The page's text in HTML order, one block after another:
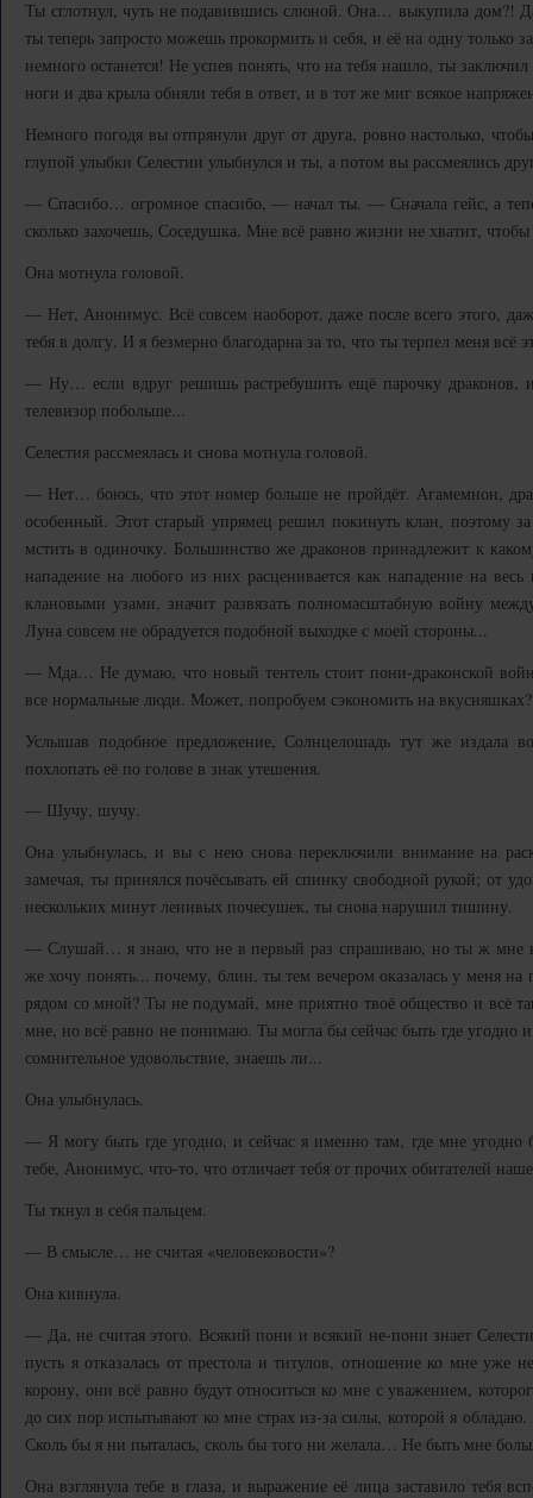
Ты сглотнул, чуть не подавившись слюной. Она… выкупила дом?!
ты теперь запросто можешь прокормить и себя, и её на одну только
немного останется! Не успев понять, что на тебя нашло, ты
ноги и два крыла обняли тебя в ответ, и в тот же миг всякое
Немного погодя вы отпрянули друг от друга, ровно настолько,
глупой улыбки Селестии улыбнулся и ты, а потом вы рассмеялись
— Спасибо… огромное спасибо, — начал ты. — Сначала гейс, а
сколько захочешь, Соседушка. Мне всё равно жизни не хватит, чтобы
Она мотнула головой.
— Нет, Анонимус. Всё совсем наоборот, даже после всего этого,
тебя в долгу. И я безмерно благодарна за то, что ты терпел меня всё
— Ну… если вдруг решишь растребушить ещё парочку
телевизор побольше...
Селестия рассмеялась и снова мотнула головой.
— Нет… боюсь, что этот номер больше не пройдёт. Агамемнон,
особенный. Этот старый упрямец решил покинуть клан, поэтому
мстить в одиночку. Большинство же драконов принадлежит к
нападение на любого из них расценивается как нападение на весь
клановыми узами, значит развязать полномасштабную войну
Луна совсем не обрадуется подобной выходке с моей стороны...
— Мда… Не думаю, что новый тентель стоит пони-драконской
все нормальные люди. Может, попробуем сэкономить на вкусняшках?
Услышав подобное предложение, Солнцелошадь тут же издала
похлопать её по голове в знак утешения.
— Шучу, шучу.
Она улыбнулась, и вы с нею снова переключили внимание на
замечая, ты принялся почёсывать ей спинку свободной рукой; от
нескольких минут ленивых почесушек, ты снова нарушил тишину.
— Слушай… я знаю, что не в первый раз спрашиваю, но ты ж мне
же хочу понять... почему, блин, ты тем вечером оказалась у меня на
рядом со мной? Ты не подумай, мне приятно твоё общество и всё
мне, но всё равно не понимаю. Ты могла бы сейчас быть где
сомнительное удовольствие, знаешь ли...
Она улыбнулась.
— Я могу быть где угодно, и сейчас я именно там, где мне угодно
тебе, Анонимус, что-то, что отличает тебя от прочих обитателей
Ты ткнул в себя пальцем.
— В смысле… не считая «человековости»?
Она кивнула.
— Да, не считая этого. Всякий пони и всякий не-пони знает
пусть я отказалась от престола и титулов, отношение ко мне уже
корону, они всё равно будут относиться ко мне с уважением,
до сих пор испытывают ко мне страх из-за силы, которой я
Сколь бы я ни пыталась, сколь бы того ни желала… Не быть мне
Она взглянула тебе в глаза, и выражение её лица заставило тебя